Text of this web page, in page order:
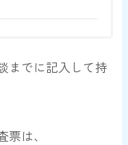
までに記入して持
は、